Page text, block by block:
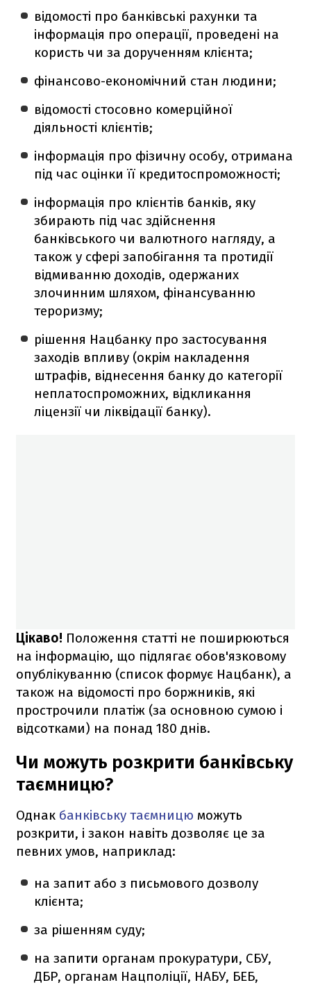
відомості про банківські рахунки та
інформація про операції, проведені на
користь чи за дорученням клієнта;
фінансово-економічний стан людини;
відомості стосовно комерційної
діяльності клієнтів;
інформація про фізичну особу, отримана
під час оцінки її кредитоспроможності;
інформація про клієнтів банків, яку
збирають під час здійснення
банківського чи валютного нагляду, а
також у сфері запобігання та протидії
відмиванню доходів, одержаних
злочинним шляхом, фінансуванню
тероризму;
рішення Нацбанку про застосування
заходів впливу (окрім накладення
штрафів, віднесення банку до категорії
неплатоспроможних, відкликання
ліцензії чи ліквідації банку).
Цікаво! Положення статті не поширюються
на інформацію, що підлягає обов'язковому
опублікуванню (список формує Нацбанк), а
також на відомості про боржників, які
прострочили платіж (за основною сумою і
відсотками) на понад 180 днів.
Чи можуть розкрити банківську
таємницю?
Однак банківську таємницю можуть
розкрити, і закон навіть дозволяє це за
певних умов, наприклад:
на запит або з письмового дозволу
клієнта;
за рішенням суду;
на запити органам прокуратури, СБУ,
ДБР, органам Нацполіції, НАБУ, БЕБ,